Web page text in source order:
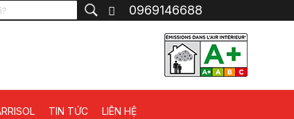
0969146688
TIN TỨC LIÊN HỆ